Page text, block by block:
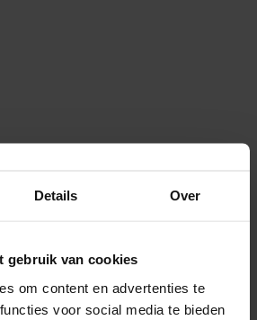
Details Over
gebruik van cookies
om content en advertenties te
voor social media te bieden